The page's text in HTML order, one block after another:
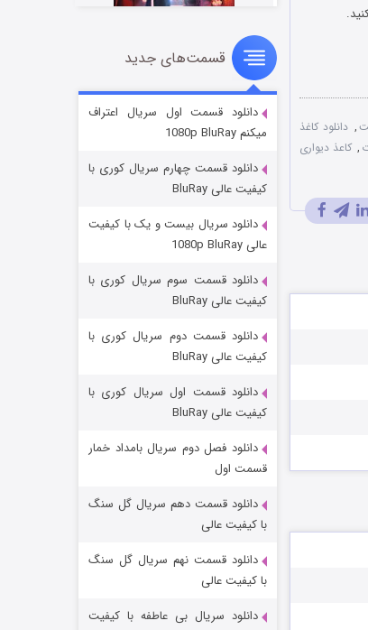
, دانلود کاغذ
, کاعذ دیواری
سریال زشت
قسمت۲ (زیرنویس) منتشر شد
مردگان متحرک: شهر مرده ۳
شکست استوارت در نجات جهان
قسمت ۷ (زیرنویس) منتشر شد
قسمت‌های جدید
دانلود قسمت اول سریال اعتراف
میکنم 1080p BluRay
دانلود قسمت چهارم سریال کوری با
کیفیت عالی BluRay
دانلود سریال بیست و یک با کیفیت
عالی 1080p BluRay
دانلود قسمت سوم سریال کوری با
کیفیت عالی BluRay
دانلود قسمت دوم سریال کوری با
کیفیت عالی BluRay
دانلود قسمت اول سریال کوری با
کیفیت عالی BluRay
دانلود فصل دوم سریال بامداد خمار
قسمت اول
دانلود قسمت دهم سریال گل سنگ
با کیفیت عالی
دانلود قسمت نهم سریال گل سنگ
با کیفیت عالی
دانلود سریال بی عاطفه با کیفیت